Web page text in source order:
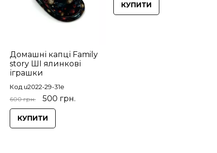
Домашні капці Family
story ШІ ялинкові
іграшки
Код u2022-29-31e
600 грн. 500 грн.
КУПИТИ
КУПИТИ